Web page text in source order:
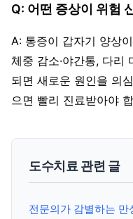
Q: 어떤 증상이 위험
A: 통증이 갑자기 양상
체중 감소·야간통, 다리
되면 새로운 원인을 의
으면 빨리 진료받아야
도수치료 관련 글
전문의가 감별하는 만